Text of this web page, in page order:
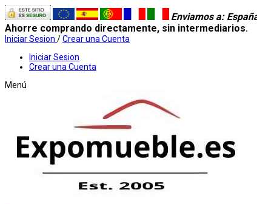
Enviamos a:
Ahorre comprando directamente, sin intermediarios.
Iniciar Sesion /Crear una Cuenta
Iniciar Sesion
Crear una Cuenta
Menú